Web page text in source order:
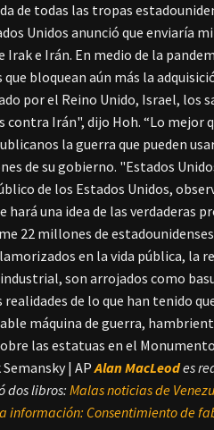
de todas las tropas
Unidos anunció que enviaría
e Irán. En medio de la
que bloquean aún más la
por el Reino Unido, Israel,
contra Irán", dijo Hoh. “Lo mejor
la guerra que pueden
de su gobierno. "Estados
de los Estados Unidos,
hará una idea de las verdaderas
22 millones de
en la vida pública, la
son arrojados como
realidades de lo que han tenido
máquina de guerra,
las estatuas en el
| APAlan MacLeodes
dos libros:Malas noticias de
información: Consentimiento de